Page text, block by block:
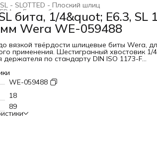
- SLOTTED - Плоский шлиц
Биты и битодержатели ›
›
бита, 1/4&quot; E6.3, SL
Wera WE-059488
вязкой твёрдости шлицевые биты Wera,
применения. Шестигранный хвостовик 1/
держателя по стандарту DIN ISO 1173-F
винтов со шлицемЗакалённые до
универсального примененияПривод:
1/4"Подходит для AEG, ARO, Atlas-Copco,
Bosch, Buckeye Tools и т.п.Предотвращает
выход из строя наконечника
WE-059488
18
89